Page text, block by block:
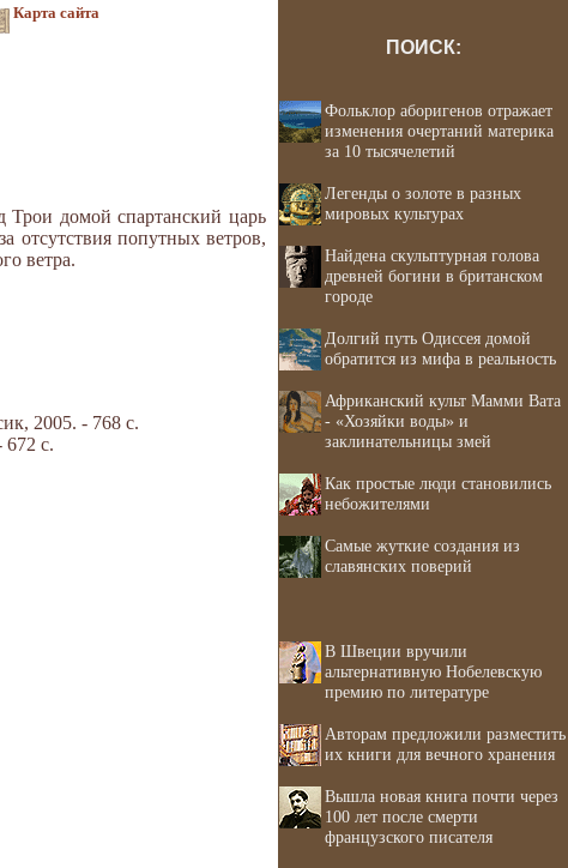
Карта сайта
Трои домой спартанский царь
отсутствия попутных ветров,
ветра.
2005. - 768 с.
с.
ПОИСК:
Фольклор аборигенов отражает
изменения очертаний материка
за 10 тысячелетий
Легенды о золоте в разных
мировых культурах
Найдена скульптурная голова
древней богини в британском
городе
Долгий путь Одиссея домой
обратится из мифа в реальность
Африканский культ Мамми Вата
- «Хозяйки воды» и
заклинательницы змей
Как простые люди становились
небожителями
Самые жуткие создания из
славянских поверий
В Швеции вручили
альтернативную Нобелевскую
премию по литературе
Авторам предложили разместить
их книги для вечного хранения
Вышла новая книга почти через
100 лет после смерти
французского писателя